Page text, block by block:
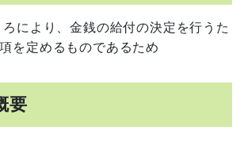
により、金銭の給付の決定を行うた
を定めるものであるため
要